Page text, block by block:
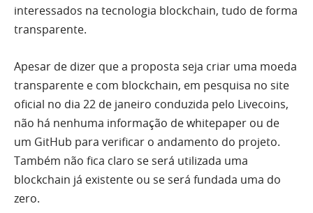
interessados na tecnologia blockchain, tudo de forma
transparente.
Apesar de dizer que a proposta seja criar uma moeda
transparente e com blockchain, em pesquisa no site
oficial no dia 22 de janeiro conduzida pelo Livecoins,
não há nenhuma informação de whitepaper ou de
um GitHub para verificar o andamento do projeto.
Também não fica claro se será utilizada uma
blockchain já existente ou se será fundada uma do
zero.